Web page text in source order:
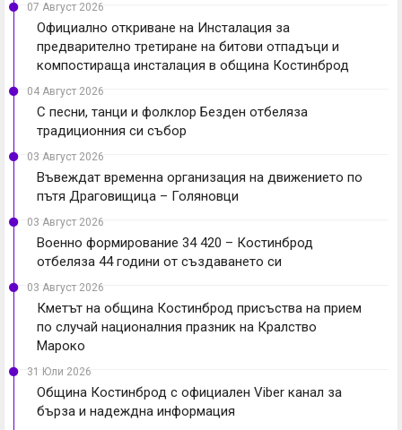
07 Август 2026
Официално откриване на Инсталация за
предварително третиране на битови отпадъци и
компостираща инсталация в община Костинброд
04 Август 2026
С песни, танци и фолклор Безден отбеляза
традиционния си събор
03 Август 2026
Въвеждат временна организация на движението по
пътя Драговищица – Голяновци
03 Август 2026
Военно формирование 34 420 – Костинброд
отбеляза 44 години от създаването си
03 Август 2026
Кметът на община Костинброд присъства на прием
по случай националния празник на Кралство
Мароко
31 Юли 2026
Община Костинброд с официален Viber канал за
бърза и надеждна информация